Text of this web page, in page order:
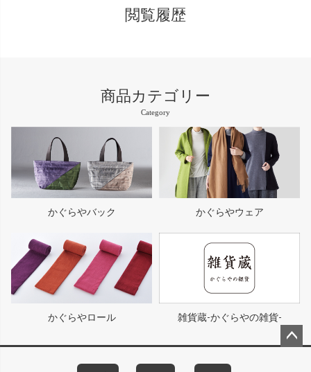
閲覧履歴
商品カテゴリー
Category
かぐらやバック かぐらやウェア
かぐらやロール 雑貨蔵-かぐらやの雑貨-